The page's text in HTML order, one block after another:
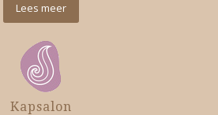
Lees meer
Kapsalon